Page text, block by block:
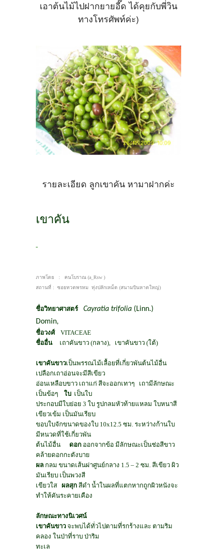
เอาต้นไม้ไปฝากยายอี๊ด ได้คุยกับพี่วิน
ทางโทรศัพท์ค่ะ)
รายละเอียด ลูกเขาคัน หามาฝากค่ะ
เขาคัน
ภาพโดย : คนโบราณ (a_Rsw )
สถานที่ : ซอยทวดพรหม ทุ่งปลักเหม็ด (สนามบินหาดใหญ่)
ชื่อวิทยาศาสตร์ Cayratia trifolia (Linn.)
Domin,
ชื่อวงศ์
VITACEAE
ชื่ออื่น
เถาคันขาว (กลาง), เขาคันขาว (ใต้)
เขาคันขาวเป็นพรรณไม้เลื้อยที่เกี่ยวพันต้นไม้อื่น
เปลือกเถาอ่อนจะมีสีเขียว
อ่อนเหลือบขาว เถาแก่ สีจะออกเทาๆ
เถามีลักษณะ
เป็นข้อๆ
ใบ เป็นใบ
ประกอบมีใบย่อย 3 ใบ รูปกลมหัวท้ายแหลม ใบหนาสี
เขียวเข้ม เป็นมันเรียบ
ขอบใบจักขนาดของใบ 10x12.5 ซม. ระหว่างก้านใบ
มีหนวดที่ใช้เกี่ยวพัน
ต้นไม้อื่น
ดอก ออกจากข้อ มีลักษณะเป็นช่อสีขาว
คล้ายดอกกะตังบาย
ผล กลม ขนาดเส้นผ่าศูนย์กลาง 1.5 – 2 ซม. สีเขียว ผิว
มันเรียบ เป็นพวงสี
เขียวใส ผลสุก สีดำ น้ำในผลที่แตกหากถูกผิวหนังจะ
ทำให้คันระคายเคือง
ลักษณะทางนิเวศน์
เขาคันขาว จะพบได้ทั่วไปตามที่รกร้างและ ตามริม
คลอง ในป่าที่ราบ ป่าริม
ทะเล